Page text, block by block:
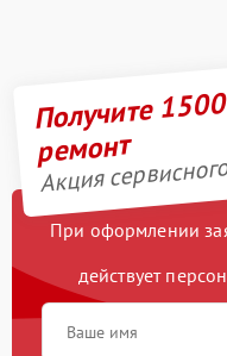
Получите
ремонт
Акция
При оформлении
действует